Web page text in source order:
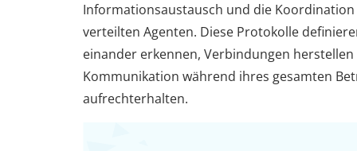
Informationsaustausch und die Koordination
verteilten Agenten. Diese Protokolle
einander erkennen, Verbindungen
Kommunikation während ihres gesamten
aufrechterhalten.